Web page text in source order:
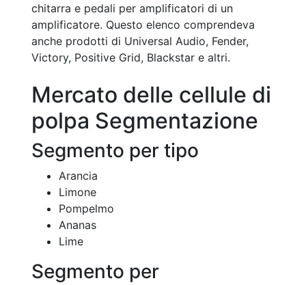
chitarra e pedali per amplificatori di un
amplificatore. Questo elenco comprendeva
anche prodotti di Universal Audio, Fender,
Victory, Positive Grid, Blackstar e altri.
Mercato delle cellule di
polpa Segmentazione
Segmento per tipo
Arancia
Limone
Pompelmo
Ananas
Lime
Segmento per